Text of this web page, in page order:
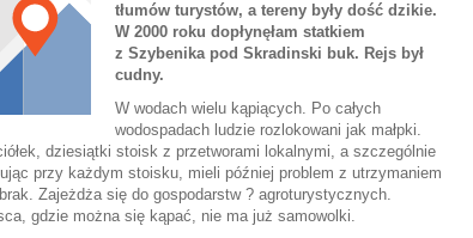
tłumów turystów, a tereny były dość dzikie.
W 2000 roku dopłynęłam statkiem
z Szybenika pod Skradinski buk. Rejs był
cudny.
W wodach wielu kąpiących. Po całych
wodospadach ludzie rozlokowani jak małpki.
dziesiątki stoisk z przetworami lokalnymi, a szczególnie
przy każdym stoisku, mieli później problem z utrzymaniem
Zajeżdża się do gospodarstw ? agroturystycznych.
gdzie można się kąpać, nie ma już samowolki.